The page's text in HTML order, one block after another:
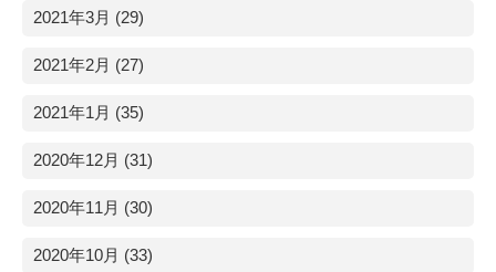
2021年3月 (29)
2021年2月 (27)
2021年1月 (35)
2020年12月 (31)
2020年11月 (30)
2020年10月 (33)